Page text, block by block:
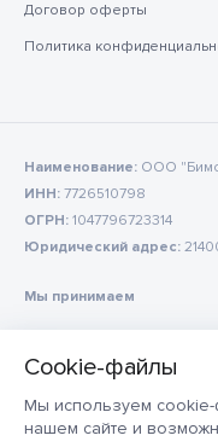
Мы используем
нашем сайте и
Договор оферты
Политика
Наименование: ООО
ИНН: 7726510798
ОГРН: 1047796723314
Юридический адрес:
Мы принимаем